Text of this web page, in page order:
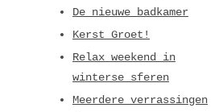
De nieuwe badkamer
Kerst Groet!
Relax weekend in
winterse sferen
Meerdere verrassingen